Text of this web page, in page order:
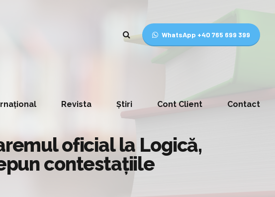
WhatsApp +40 765 699 399
Revista Știri Cont Client Contact
oficial la Logică,
contestațiile